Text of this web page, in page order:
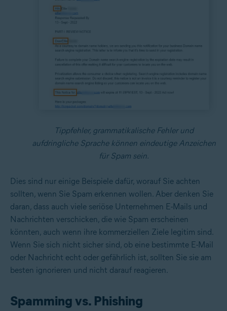
Tippfehler, grammatikalische Fehler und
aufdringliche Sprache können eindeutige Anzeichen
für Spam sein.
Dies sind nur einige Beispiele dafür, worauf Sie achten
sollten, wenn Sie Spam erkennen wollen. Aber denken Sie
daran, dass auch viele seriöse Unternehmen E-Mails und
Nachrichten verschicken, die wie Spam erscheinen
könnten, auch wenn ihre kommerziellen Ziele legitim sind.
Wenn Sie sich nicht sicher sind, ob eine bestimmte E-Mail
oder Nachricht echt oder gefährlich ist, sollten Sie sie am
besten ignorieren und nicht darauf reagieren.
Spamming vs. Phishing